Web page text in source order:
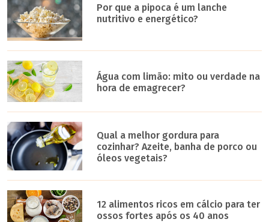
Por que a pipoca é um lanche
nutritivo e energético?
Água com limão: mito ou verdade na
hora de emagrecer?
Qual a melhor gordura para
cozinhar? Azeite, banha de porco ou
óleos vegetais?
12 alimentos ricos em cálcio para ter
ossos fortes após os 40 anos